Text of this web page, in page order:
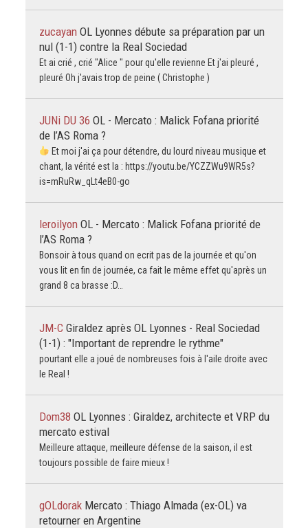
zucayan OL Lyonnes débute sa préparation par un
nul (1-1) contre la Real Sociedad
Et ai crié , crié "Alice " pour qu'elle revienne Et j'ai pleuré ,
pleuré Oh j'avais trop de peine ( Christophe )
JUNi DU 36 OL - Mercato : Malick Fofana priorité
de l’AS Roma ?
Et moi j'ai ça pour détendre, du lourd niveau musique et
chant, la vérité est la : https://youtu.be/YCZZWu9WR5s?
is=mRuRw_qLt4eB0-go
leroilyon OL - Mercato : Malick Fofana priorité de
l’AS Roma ?
Bonsoir à tous quand on ecrit pas de la journée et qu'on
vous lit en fin de journée, ca fait le même effet qu'après un
grand 8 ca brasse :D…
JM-C Giraldez après OL Lyonnes - Real Sociedad
(1-1) : "Important de reprendre le rythme"
pourtant elle a joué de nombreuses fois à l'aile droite avec
le Real !
Dom38 OL Lyonnes : Giraldez, architecte et VRP du
mercato estival
Meilleure attaque, meilleure défense de la saison, il est
toujours possible de faire mieux !
gOLdorak Mercato : Thiago Almada (ex-OL) va
retourner en Argentine